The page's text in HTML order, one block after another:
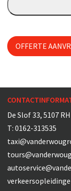
OFFERTE
De Slof 33, 5107
T: 0162-313535